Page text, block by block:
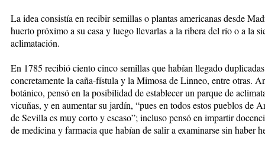
La idea consistía en recibir semillas o plantas americanas desde
huerto próximo a su casa y luego llevarlas a la ribera del río o a la
aclimatación.
En 1785 recibió ciento cinco semillas que habían llegado
concretamente la caña-fístula y la Mimosa de Linneo, entre otras.
botánico, pensó en la posibilidad de establecer un parque de
vicuñas, y en aumentar su jardín, “pues en todos estos pueblos de
de Sevilla es muy corto y escaso”; incluso pensó en impartir
de medicina y farmacia que habían de salir a examinarse sin haber